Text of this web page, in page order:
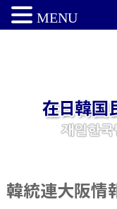
韓統連大阪情
MENU